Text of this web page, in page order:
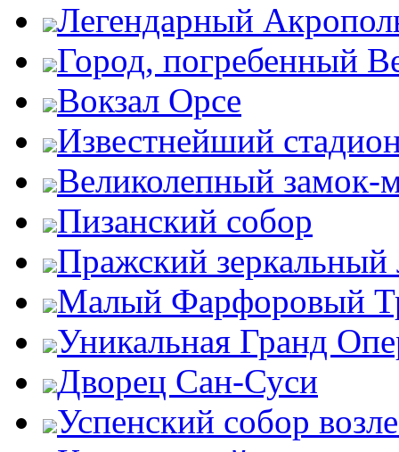
Легендарный
Город, погребенный
Вокзал Орсе
Известнейший
Великолепный
Пизанский собор
Пражский зеркальный
Малый Фарфоровый
Уникальная Гранд
Дворец Сан-Суси
Успенский собор